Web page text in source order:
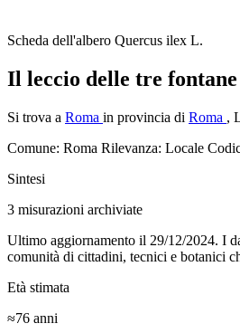
Scheda dell'albero Quercus ilex L.
Il leccio delle tre fontane
Si trova a Roma in provincia di Roma ,
Comune: Roma Rilevanza: Locale
Sintesi
3 misurazioni archiviate
Ultimo aggiornamento il 29/12/2024. I
comunità di cittadini, tecnici e botanici
Età stimata
≈76 anni